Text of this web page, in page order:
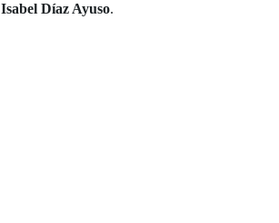
Isabel Díaz Ayuso.